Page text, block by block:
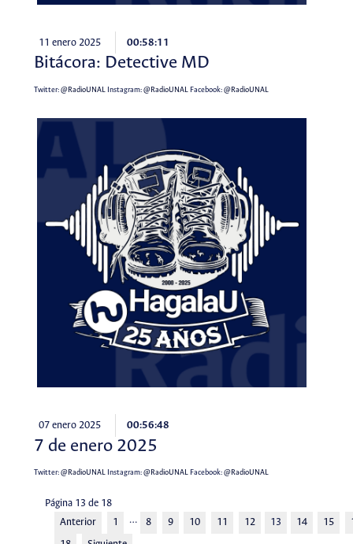
11 enero 2025 00:58:11
Bitácora: Detective MD
Twitter:@RadioUNALInstagram:@RadioUNALFacebook:@RadioUNAL
07 enero 2025 00:56:48
7 de enero 2025
Twitter:@RadioUNALInstagram:@RadioUNALFacebook:@RadioUNAL
Página 13 de 18
Anterior
1 … 8 9 10 11 12 13 14 15